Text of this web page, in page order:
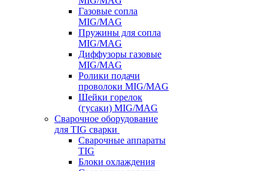
Газовые сопла
MIG/MAG
Пружины для сопла
MIG/MAG
Диффузоры газовые
MIG/MAG
Ролики подачи
проволоки MIG/MAG
Шейки горелок
(гусаки) MIG/MAG
Сварочное оборудование
для TIG сварки
Сварочные аппараты
TIG
Блоки охлаждения